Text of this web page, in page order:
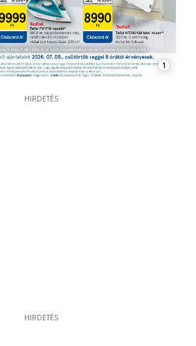
1
HIRDETÉS
HIRDETÉS